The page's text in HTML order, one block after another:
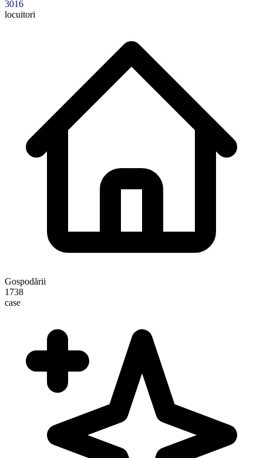
3016
locuitori
Gospodării
1738
case